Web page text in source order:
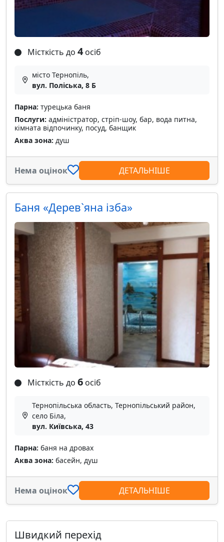
Місткість до 4 осіб
місто Тернопіль,
вул. Поліська, 8 Б
Парна: турецька баня
Послуги: адміністратор, стріп-шоу, бар, вода питна,
кімната відпочинку, посуд, банщик
Аква зона: душ
Нема оцінок ДЕТАЛЬНІШЕ
Баня «Дерев`яна ізба»
Місткість до 6 осіб
Тернопільська область, Тернопільський район,
село Біла,
вул. Київська, 43
Парна: баня на дровах
Аква зона: басейн, душ
Нема оцінок ДЕТАЛЬНІШЕ
Швидкий перехід